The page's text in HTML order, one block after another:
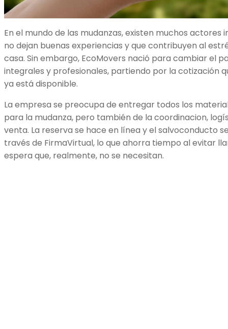
En el mundo de las mudanzas, existen muchos
no dejan buenas experiencias y que contribuyen al
casa. Sin embargo, EcoMovers nació para cambiar el
integrales y profesionales, partiendo por la cotización
ya está disponible.
La empresa se preocupa de entregar todos los
para la mudanza, pero también de la coordinacion,
venta. La reserva se hace en línea y el salvoconducto
través de FirmaVirtual, lo que ahorra tiempo al evitar
espera que, realmente, no se necesitan.